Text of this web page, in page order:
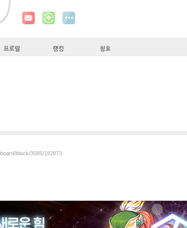
프로필 랭킹 칭호
black/3585/192873